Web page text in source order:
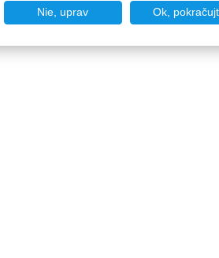
Nie, uprav Ok,